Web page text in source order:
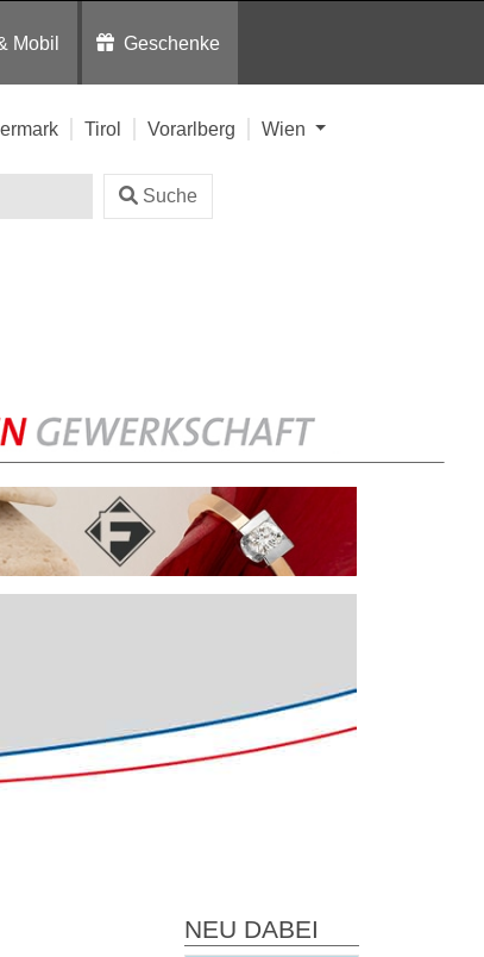
Mobil Geschenke
Tirol Vorarlberg Wien
Suche
NEU DABEI